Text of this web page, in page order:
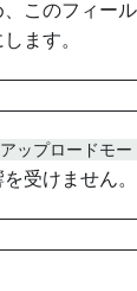
このフィー
ます。
アップロードモー
受けません。